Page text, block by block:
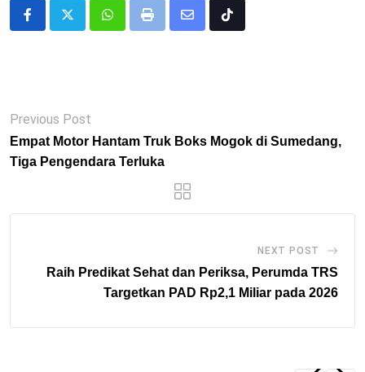
WhatsappPrint
Share
Tiktok
Previous Post
Empat Motor Hantam Truk Boks Mogok di Sumedang,
Tiga Pengendara Terluka
NEXT POST
Raih Predikat Sehat dan Periksa, Perumda TRS
Targetkan PAD Rp2,1 Miliar pada 2026